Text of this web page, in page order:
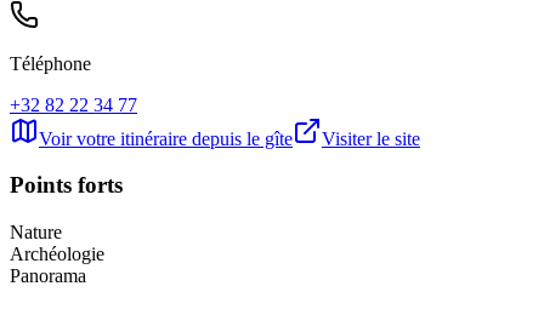
Téléphone
+32 82 22 34 77
Voir votre itinéraire depuis le gîte
Visiter le site
Points forts
Nature
Archéologie
Panorama